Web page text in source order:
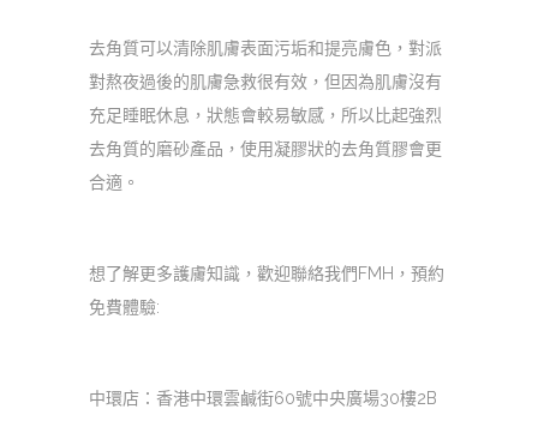
去角質可以清除肌膚表面污垢和提亮膚色，對派
對熬夜過後的肌膚急救很有效，但因為肌膚沒有
充足睡眠休息，狀態會較易敏感，所以比起強烈
去角質的磨砂產品，使用凝膠狀的去角質膠會更
合適。
想了解更多護膚知識，歡迎聯絡我們FMH，預約
免費體驗:
中環店：香港中環雲鹹街60號中央廣場30樓2B